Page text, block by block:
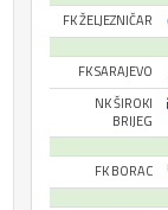
FK ŽELJEZNIČAR
FK SARAJEVO
NK ŠIROKI
BRIJEG
FK BORAC